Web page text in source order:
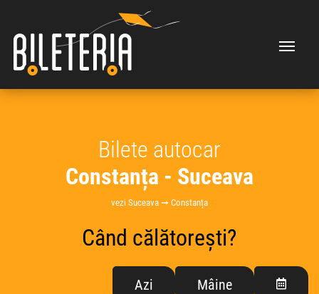
Bilete autocar
Constanța - Suceava
vezi Suceava ➞ Constanța
Când călătorești?
Azi Mâine